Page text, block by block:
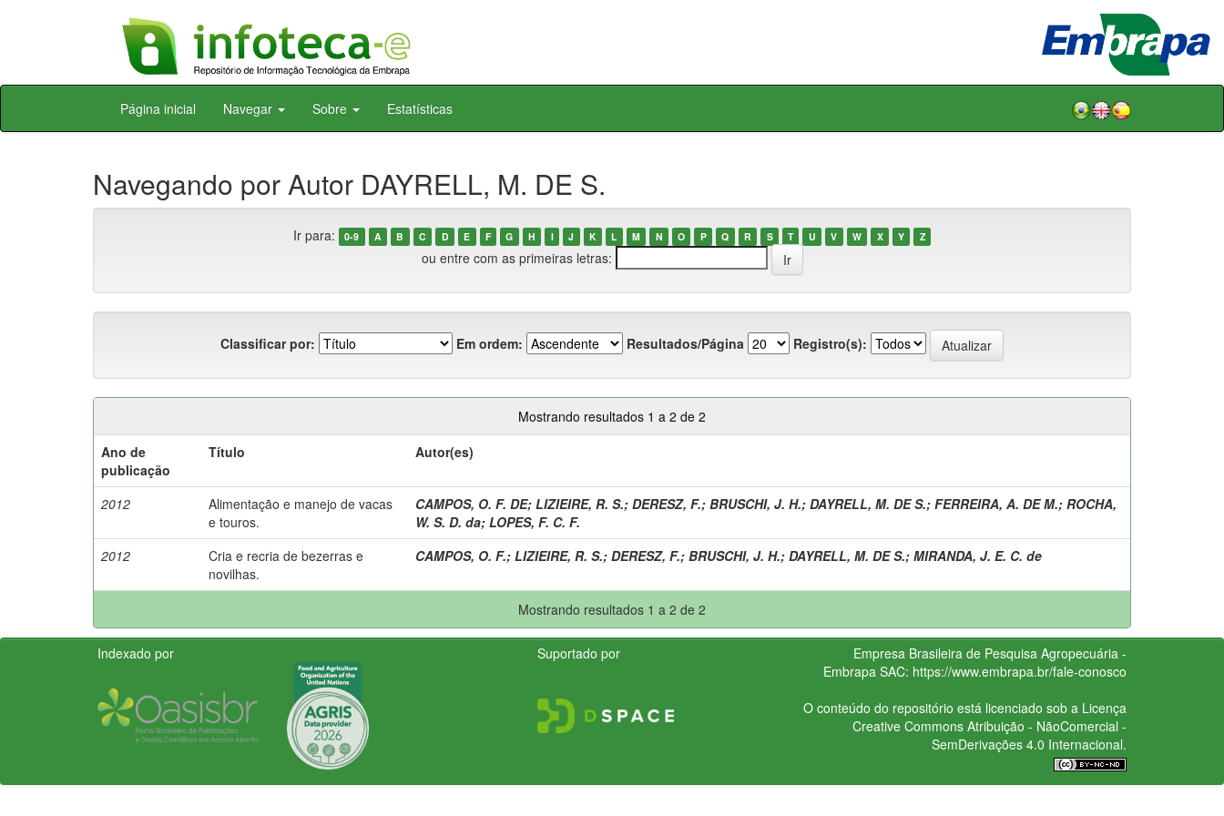
Skip
Página inicial Navegar Sobre Estatísticas
Navegando por Autor DAYRELL, M. DE S.
Ir para: 0-9 A B C D E F G H I J K L M N O P Q R S T U V W X Y Z
ou entre com as primeiras letras:
Classificar por: Em ordem: Resultados/Página Registro(s):
Mostrando resultados 1 a 2 de 2
Ano de
publicação
Título Autor(es)
2012
Alimentação e manejo de vacas
e touros.
CAMPOS, O. F. DE; LIZIEIRE, R. S.; DERESZ, F.; BRUSCHI, J. H.; DAYRELL, M. DE S.; FERREIRA, A. DE M.; ROCHA,
W. S. D. da; LOPES, F. C. F.
2012
Cria e recria de bezerras e
novilhas.
CAMPOS, O. F.; LIZIEIRE, R. S.; DERESZ, F.; BRUSCHI, J. H.; DAYRELL, M. DE S.; MIRANDA, J. E. C. de
Mostrando resultados 1 a 2 de 2
Indexado por Suportado por
Empresa Brasileira de Pesquisa Agropecuária -
Embrapa SAC: https://www.embrapa.br/fale-conosco
O conteúdo do repositório está licenciado sob a Licença
Creative CommonsAtribuição - NãoComercial -
SemDerivações 4.0 Internacional.